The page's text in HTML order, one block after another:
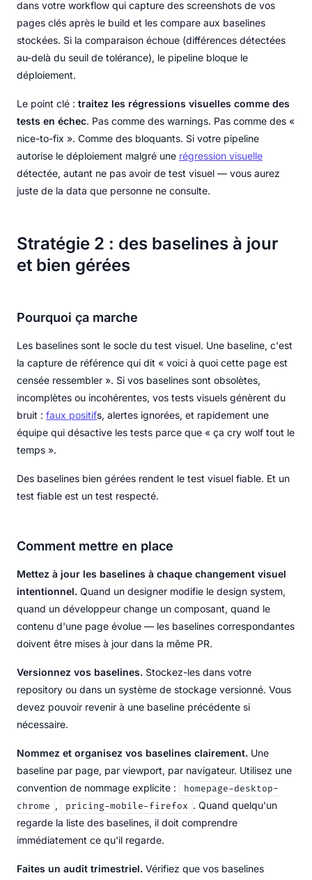
dans votre workflow qui capture des screenshots de vos
pages clés après le build et les compare aux baselines
stockées. Si la comparaison échoue (différences détectées
au-delà du seuil de tolérance), le pipeline bloque le
déploiement.
Le point clé : traitez les régressions visuelles comme des
tests en échec. Pas comme des warnings. Pas comme des «
nice-to-fix ». Comme des bloquants. Si votre pipeline
autorise le déploiement malgré une régression visuelle
détectée, autant ne pas avoir de test visuel — vous aurez
juste de la data que personne ne consulte.
Stratégie 2 : des baselines à jour
et bien gérées
Pourquoi ça marche
Les baselines sont le socle du test visuel. Une baseline, c'est
la capture de référence qui dit « voici à quoi cette page est
censée ressembler ». Si vos baselines sont obsolètes,
incomplètes ou incohérentes, vos tests visuels génèrent du
bruit : faux positifs, alertes ignorées, et rapidement une
équipe qui désactive les tests parce que « ça cry wolf tout le
temps ».
Des baselines bien gérées rendent le test visuel fiable. Et un
test fiable est un test respecté.
Comment mettre en place
Mettez à jour les baselines à chaque changement visuel
intentionnel. Quand un designer modifie le design system,
quand un développeur change un composant, quand le
contenu d'une page évolue — les baselines correspondantes
doivent être mises à jour dans la même PR.
Versionnez vos baselines. Stockez-les dans votre
repository ou dans un système de stockage versionné. Vous
devez pouvoir revenir à une baseline précédente si
nécessaire.
Nommez et organisez vos baselines clairement. Une
baseline par page, par viewport, par navigateur. Utilisez une
convention de nommage explicite :
homepage-desktop-
chrome , pricing-mobile-firefox . Quand quelqu'un
regarde la liste des baselines, il doit comprendre
immédiatement ce qu'il regarde.
Faites un audit trimestriel. Vérifiez que vos baselines